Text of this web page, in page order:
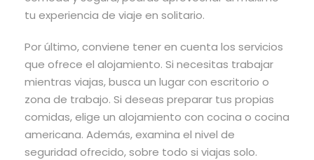
tu experiencia de viaje en solitario.
Por último, conviene tener en cuenta los servicios
que ofrece el alojamiento. Si necesitas trabajar
mientras viajas, busca un lugar con escritorio o
zona de trabajo. Si deseas preparar tus propias
comidas, elige un alojamiento con cocina o cocina
americana. Además, examina el nivel de
seguridad ofrecido, sobre todo si viajas solo.